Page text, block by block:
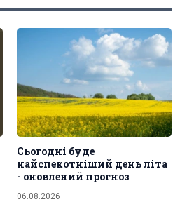
Сьогодні буде
найспекотніший день літа
- оновлений прогноз
06.08.2026